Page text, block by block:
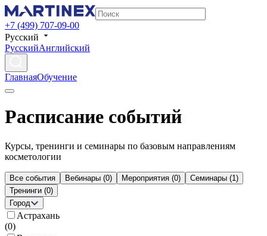
+7 (499) 707-09-00
Русский
РусскийАнглийский
ГлавнаяОбучение
Расписание событий
Курсы, тренинги и семинары по базовым направлениям
косметологии
Все события Вебинары (0) Мероприятия (0) Семинары (1 )
Тренинги (0)
Город
Астрахань
(0)